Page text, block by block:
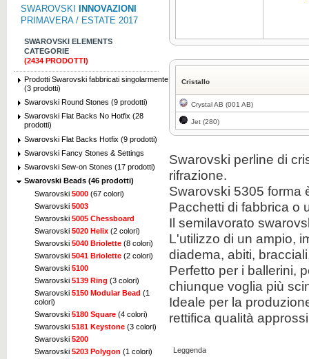
SWAROVSKI
INNOVAZIONI
PRIMAVERA / ESTATE 2017
SWAROVSKI ELEMENTS
CATEGORIE
(2434 PRODOTTI)
Prodotti Swarovski fabbricati singolarmente
(3 prodotti)
Swarovski Round Stones (9 prodotti)
Swarovski Flat Backs No Hotfix (28
prodotti)
Swarovski Flat Backs Hotfix (9 prodotti)
Swarovski Fancy Stones & Settings
Swarovski Sew-on Stones (17 prodotti)
Swarovski Beads (46 prodotti)
Swarovski 5000 (67 colori)
Swarovski 5003
Swarovski 5005 Chessboard
Swarovski 5020 Helix (2 colori)
Swarovski 5040 Briolette (8 colori)
Swarovski 5041 Briolette (2 colori)
Swarovski 5100
Swarovski 5139 Ring (3 colori)
Swarovski 5150 Modular Bead (1
colori)
Swarovski 5180 Square (4 colori)
Swarovski 5181 Keystone (3 colori)
Swarovski 5200
Swarovski 5203 Polygon (1 colori)
Cristallo
Crystal AB (001 AB)
Jet (280)
Swarovski perline di
rifrazione.
Swarovski 5305 forma
Pacchetti di fabbrica o
Il semilavorato
L'utilizzo di un ampio,
diadema, abiti,
Perfetto per i ballerini,
chiunque voglia più
Ideale per la
rettifica qualità
Leggenda